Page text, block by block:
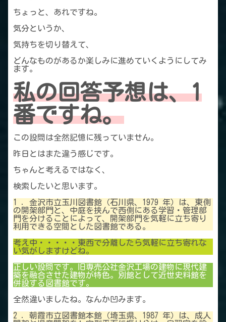
ちょっと、あれですね。
気分というか、
気持ちを切り替えて、
どんなものがあるか楽しみに進めていくようにしてみ
ます。
私の回答予想は、1
番ですね。
この設問は全然記憶に残っていません。
昨日とはまた違う感じです。
ちゃんと考えるではなく、
検索したいと思います。
1 ．金沢市立玉川図書館（石川県、1979 年）は、東側
の開架部門と、中庭を挟んで西側にある学習・管理部
門を分けることによって、開架部門を気軽に立ち寄り
利用できる空間とした図書館である。
考え中・・・・・東西で分離したら気軽に立ち寄れな
い気がしますけどね。
正しい設問です。旧専売公社金沢工場の建物に現代建
築を融合させた建物が特色。別館として近世史料館を
併設する図書館です。
全然違いましたね。なんか凹みます。
2 ．朝霞市立図書館本館（埼玉県、1987 年）は、成人